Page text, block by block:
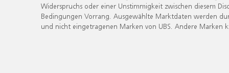
Widerspruchs oder einer Unstimmigkeit zwischen diesem
Bedingungen Vorrang. Ausgewählte Marktdaten werden
und nicht eingetragenen Marken von UBS. Andere Marken